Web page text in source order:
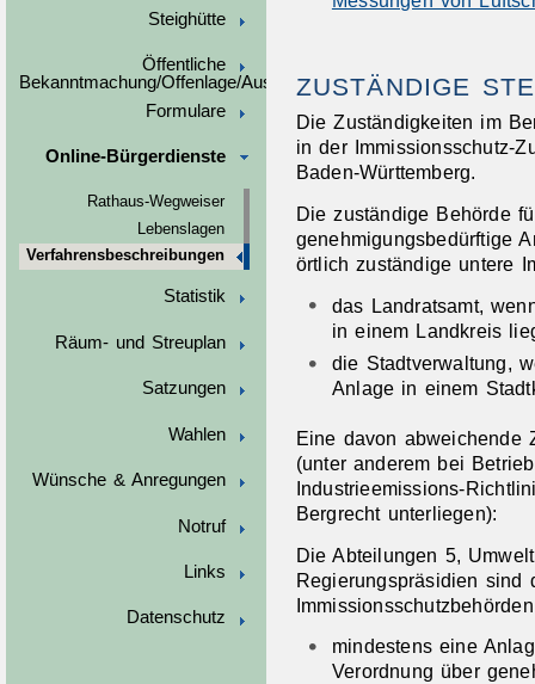
Steighütte
Öffentliche
Bekanntmachung/Offenlage/Ausschreibungen
Formulare
Online-Bürgerdienste
Rathaus-Wegweiser
Lebenslagen
Verfahrensbeschreibungen
Statistik
Räum- und Streuplan
Satzungen
Wahlen
Wünsche & Anregungen
Notruf
Links
Datenschutz
ZUSTÄNDIGE
Die Zuständigkeiten im
in der Immissionsschutz-
Baden-Württemberg.
Die zuständige Behörde
genehmigungsbedürftige
örtlich zuständige untere
das Landratsamt,
in einem Landkreis
die Stadtverwaltung,
Anlage in einem
Eine davon abweichende
(unter anderem bei
Industrieemissions-
Bergrecht unterliegen):
Die Abteilungen 5,
Regierungspräsidien sind
mindestens eine
Verordnung über